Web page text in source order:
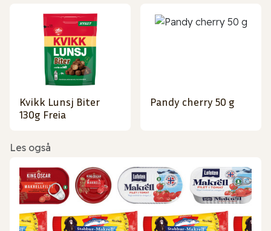
Kvikk Lunsj Biter
130g Freia
Pandy cherry 50 g
Les også